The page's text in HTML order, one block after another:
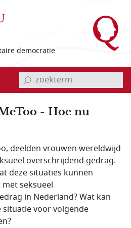
democratie
invoerveld zoekterm
- Hoe nu
deelden vrouwen wereldwijd
overschrijdend gedrag.
deze situaties kunnen
seksueel
in Nederland? Wat kan
voor volgende